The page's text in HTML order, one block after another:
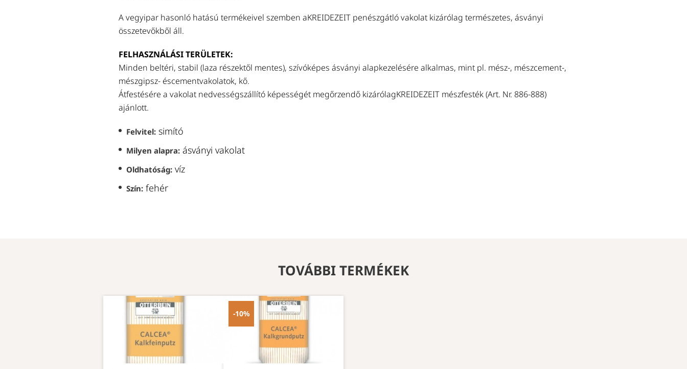
A vegyipar hasonló hatású termékeivel szemben aKREIDEZEIT penészgátló vakolat kizárólag természetes, ásványi
összetevőkből áll.
FELHASZNÁLÁSI TERÜLETEK:
Minden beltéri, stabil (laza részektől mentes), szívóképes ásványi alapkezelésére alkalmas, mint pl. mész-, mészcement-,
mészgipsz- éscementvakolatok, kő.
Átfestésére a vakolat nedvességszállító képességét megőrzendő kizárólagKREIDEZEIT mészfesték (Art. Nr. 886-888)
ajánlott.
Felvitel: simító
Milyen alapra: ásványi vakolat
Oldhatóság: víz
Szín: fehér
TOVÁBBI TERMÉKEK
-10%